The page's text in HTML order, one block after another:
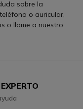
sobre la
o auricular,
o llame a nuestro